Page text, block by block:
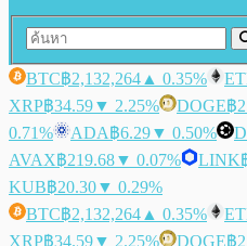
BTC฿2,132,264 ▲ 0.35%
XRP฿34.59▼ 2.25% DOGE฿
0.71%
ADA฿6.29▼ 0.50%
AVAX฿219.68▼ 0.07% LINK
KUB฿20.30▼ 0.29%
BTC฿2,132,264 ▲ 0.35%
XRP฿34.59▼ 2.25% DOGE฿